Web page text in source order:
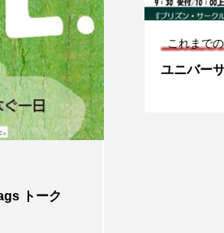
トーク
2
これまでの活動
ユニバーサルシアター12月